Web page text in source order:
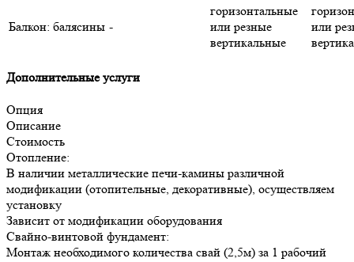
Балкон: балясины -
горизонтальные
или резные
вертикальные
или
Дополнительные услуги
Опция
Описание
Стоимость
Отопление:
В наличии металлические печи-камины различной
модификации (отопительные, декоративные), осуществляем
установку
Зависит от модификации оборудования
Свайно-винтовой фундамент:
Монтаж необходимого количества свай (2,5м) за 1 рабочий